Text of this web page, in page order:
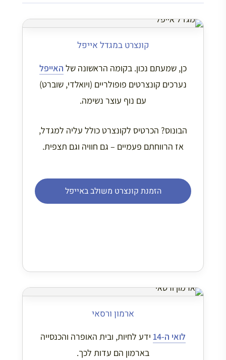
קונצרט במגדל אייפל
כן, שמעתם נכון. בקומה הראשונה של האייפל
נערכים קונצרטים פופולריים (ויואלדי, שוברט)
עם נוף עוצר נשימה.
הבונוס? הכרטיס לקונצרט כולל עליה למגדל,
אז הרווחתם פעמיים – גם חוויה וגם תצפית.
הזמנת קונצרט משולב באייפל
ארמון ורסאי
לואי ה-14
ידע לחיות, ובית האופרה והכנסייה
בארמון הם עדות לכך.